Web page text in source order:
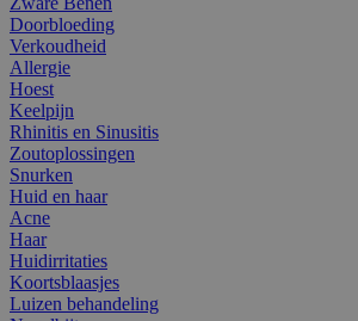
Doorbloeding
Verkoudheid
Allergie
Hoest
Keelpijn
Rhinitis en Sinusitis
Zoutoplossingen
Snurken
Huid en haar
Acne
Haar
Huidirritaties
Koortsblaasjes
Luizen behandeling